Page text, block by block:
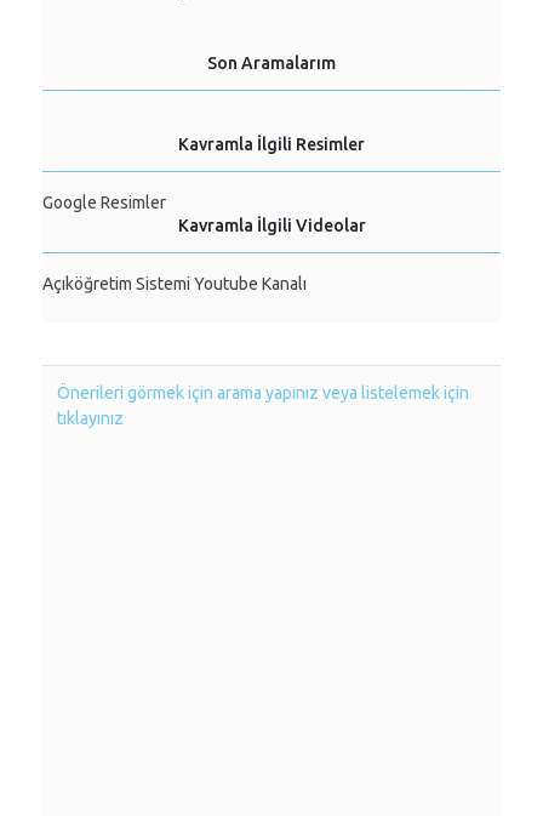
Son Aramalarım
Kavramla İlgili Resimler
Google Resimler
Kavramla İlgili Videolar
Açıköğretim Sistemi Youtube Kanalı
Önerileri görmek için arama yapınız veya listelemek için
tıklayınız